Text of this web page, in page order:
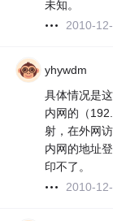
未知。
2010-
yhywdm
具体情况是
内网的（
射，在外网
内网的地址
印不了。
2010-